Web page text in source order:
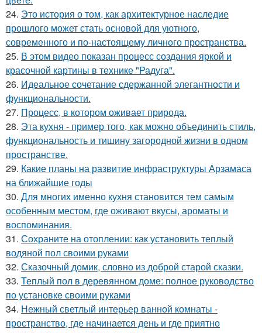
24. Это история о том, как архитектурное наследие
прошлого может стать основой для уютного,
современного и по-настоящему личного пространства.
25. В этом видео показан процесс создания яркой и
красочной картины в технике "Радуга".
26. Идеальное сочетание сдержанной элегантности и
функциональности.
27. Процесс, в котором оживает природа.
28. Эта кухня - пример того, как можно объединить стиль,
функциональность и тишину загородной жизни в одном
пространстве.
29. Какие планы на развитие инфраструктуры Арзамаса
на ближайшие годы
30. Для многих именно кухня становится тем самым
особенным местом, где оживают вкусы, ароматы и
воспоминания.
31. Сохраните на отоплении: как установить теплый
водяной пол своими руками
32. Сказочный домик, словно из доброй старой сказки.
33. Теплый пол в деревянном доме: полное руководство
по установке своими руками
34. Нежный светлый интерьер ванной комнаты -
пространство, где начинается день и где приятно